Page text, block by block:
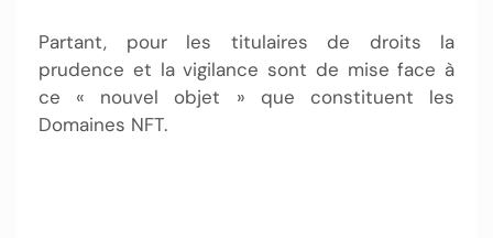
Partant, pour les titulaires de droits la
prudence et la vigilance sont de mise face à
ce « nouvel objet » que constituent les
Domaines NFT.